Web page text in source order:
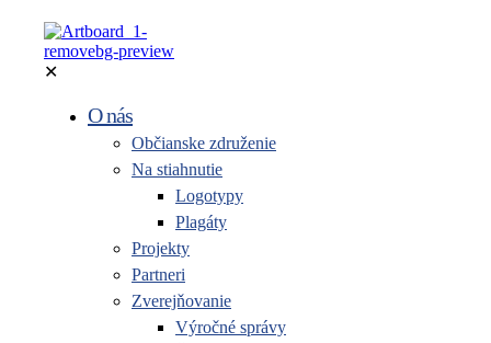
✕
O nás
Občianske združenie
Na stiahnutie
Logotypy
Plagáty
Projekty
Partneri
Zverejňovanie
Výročné správy